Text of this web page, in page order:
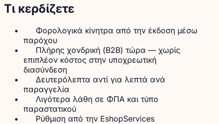
Τι κερδίζετε
Φορολογικά κίνητρα από την έκδοση μέσω
παρόχου
Πλήρης χονδρική (B2B) τώρα — χωρίς
επιπλέον κόστος στην υποχρεωτική
διασύνδεση
Δευτερόλεπτα αντί για λεπτά ανά
παραγγελία
Λιγότερα λάθη σε ΦΠΑ και τύπο
παραστατικού
Ρύθμιση από την EshopServices